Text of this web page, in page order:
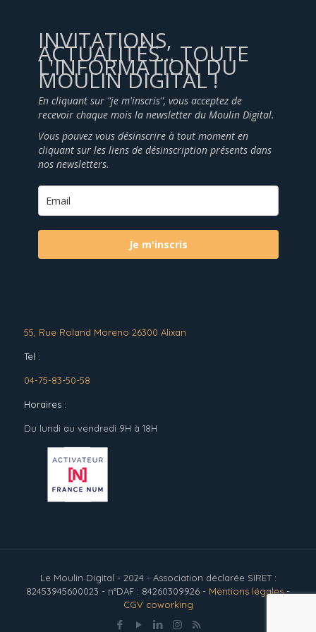
INVITATIONS,
ACTUALITÉS... TOUTE
L'INFORMATION DU
MOULIN DIGITAL !
En cliquant sur "je m'inscris", vous acceptez de
recevoir chaque mois la newsletter du Moulin Digital.
Vous pouvez vous désinscrire à tout moment en
cliquant sur les liens de désinscription présents dans
nos newsletters.
Je m'inscris
55, Rue Roland Moreno 26300 Alixan
Tel :
04-75-83-50-58
Horaires :
Du lundi au vendredi 9H à 18H
Le Moulin Digital - 2024 - Association déclarée SIRET :
82453945600023 - n°DAF : 84260309926 - Mentions légales-
CGV coworking